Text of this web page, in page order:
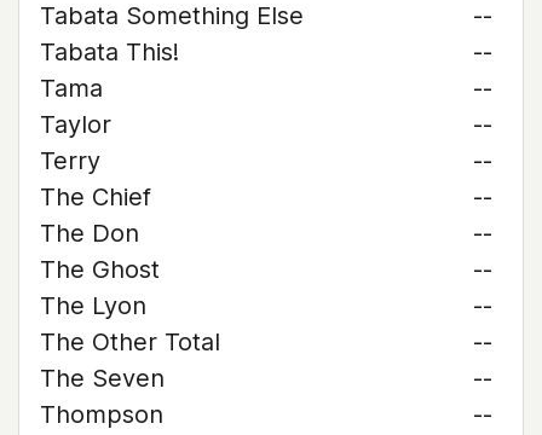
Tabata Something Else
--
Tabata This!
--
Tama
--
Taylor
--
Terry
--
The Chief
--
The Don
--
The Ghost
--
The Lyon
--
The Other Total
--
The Seven
--
Thompson
--